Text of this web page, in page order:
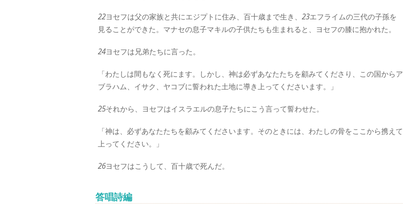
22ヨセフは父の家族と共にエジプトに住み、百十歳まで生き、 23エフライムの三代の子孫を
見ることができた。マナセの息子マキルの子供たちも生まれると、ヨセフの膝に抱かれた。
24ヨセフは兄弟たちに言った。
「わたしは間もなく死にます。しかし、神は必ずあなたたちを顧みてくださり、この国からア
ブラハム、イサク、ヤコブに誓われた土地に導き上ってくださいます。」
25それから、ヨセフはイスラエルの息子たちにこう言って誓わせた。
「神は、必ずあなたたちを顧みてくださいます。そのときには、わたしの骨をここから携えて
上ってください。」
26ヨセフはこうして、百十歳で死んだ。
答唱詩編